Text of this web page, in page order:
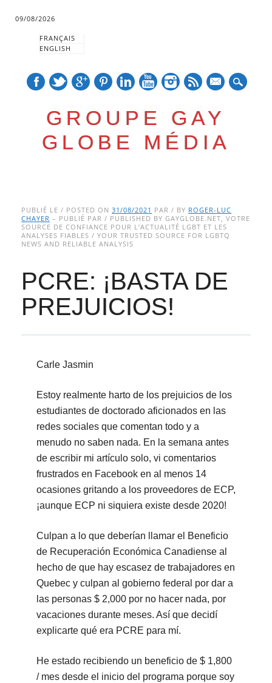
09/08/2026
FRANÇAIS
ENGLISH
GROUPE GAY
GLOBE MÉDIA
Main menu
to
content
PUBLIÉ LE / POSTED ON31/08/2021 PAR / BY ROGER-LUC
CHAYER – PUBLIÉ PAR / PUBLISHED BY GAYGLOBE.NET, VOTRE
SOURCE DE CONFIANCE POUR L’ACTUALITÉ LGBT ET LES
ANALYSES FIABLES / YOUR TRUSTED SOURCE FOR LGBTQ
NEWS AND RELIABLE ANALYSIS
PCRE: ¡BASTA DE
PREJUICIOS!
Carle Jasmin
Estoy realmente harto de los prejuicios de los
estudiantes de doctorado aficionados en las
redes sociales que comentan todo y a
menudo no saben nada. En la semana antes
de escribir mi artículo solo, vi comentarios
frustrados en Facebook en al menos 14
ocasiones gritando a los proveedores de ECP,
¡aunque ECP ni siquiera existe desde 2020!
Culpan a lo que deberían llamar el Beneficio
de Recuperación Económica Canadiense al
hecho de que hay escasez de trabajadores en
Quebec y culpan al gobierno federal por dar a
las personas $ 2,000 por no hacer nada, por
vacaciones durante meses. Así que decidí
explicarte qué era PCRE para mí.
He estado recibiendo un beneficio de $ 1,800
/ mes desde el inicio del programa porque soy